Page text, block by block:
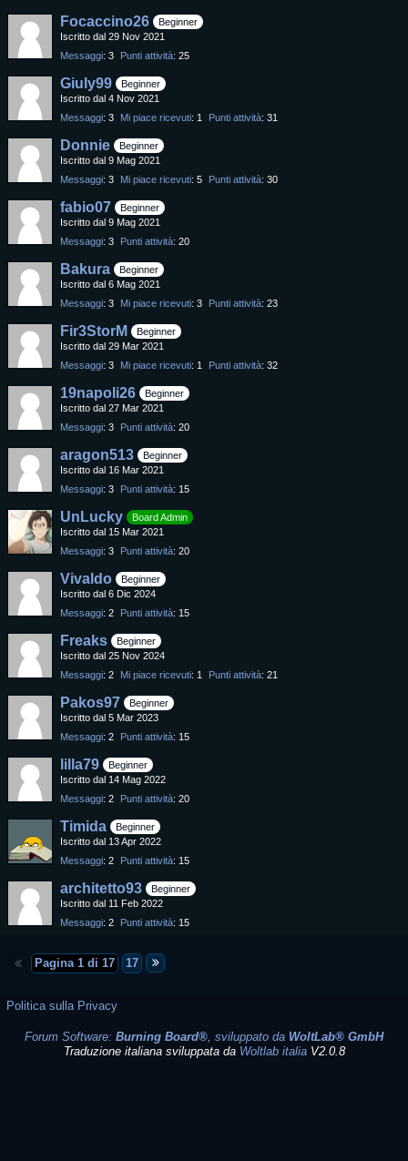
Focaccino26
Beginner
Iscritto dal 29 Nov 2021
Messaggi 3 Punti attività 25
Giuly99
Beginner
Iscritto dal 4 Nov 2021
Messaggi 3 Mi piace ricevuti 1 Punti attività 31
Donnie
Beginner
Iscritto dal 9 Mag 2021
Messaggi 3 Mi piace ricevuti 5 Punti attività 30
fabio07
Beginner
Iscritto dal 9 Mag 2021
Messaggi 3 Punti attività 20
Bakura
Beginner
Iscritto dal 6 Mag 2021
Messaggi 3 Mi piace ricevuti 3 Punti attività 23
Fir3StorM
Beginner
Iscritto dal 29 Mar 2021
Messaggi 3 Mi piace ricevuti 1 Punti attività 32
19napoli26
Beginner
Iscritto dal 27 Mar 2021
Messaggi 3 Punti attività 20
aragon513
Beginner
Iscritto dal 16 Mar 2021
Messaggi 3 Punti attività 15
UnLucky
Board Admin
Iscritto dal 15 Mar 2021
Messaggi 3 Punti attività 20
Vivaldo
Beginner
Iscritto dal 6 Dic 2024
Messaggi 2 Punti attività 15
Freaks
Beginner
Iscritto dal 25 Nov 2024
Messaggi 2 Mi piace ricevuti 1 Punti attività 21
Pakos97
Beginner
Iscritto dal 5 Mar 2023
Messaggi 2 Punti attività 15
lilla79
Beginner
Iscritto dal 14 Mag 2022
Messaggi 2 Punti attività 20
Timida
Beginner
Iscritto dal 13 Apr 2022
Messaggi 2 Punti attività 15
architetto93
Beginner
Iscritto dal 11 Feb 2022
Messaggi 2 Punti attività 15
Pagina 1 di 17 17
Politica sulla Privacy
Forum Software: Burning Board®, sviluppato da WoltLab® GmbH
Traduzione italiana sviluppata da Woltlab italiaV2.0.8